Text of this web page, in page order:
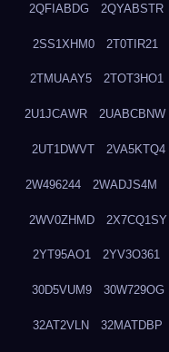
2QFIABDG 2QYABSTR
2SS1XHM0 2T0TIR21
2TMUAAY5 2TOT3HO1
2U1JCAWR 2UABCBNW
2UT1DWVT 2VA5KTQ4
2W496244 2WADJS4M
2WV0ZHMD 2X7CQ1SY
2YT95AO1 2YV3O361
30D5VUM9 30W729OG
32AT2VLN 32MATDBP